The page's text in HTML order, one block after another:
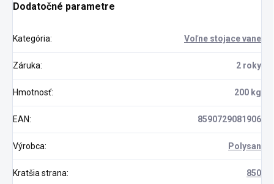
Dodatočné parametre
Kategória: Voľne stojace vane
Záruka: 2 roky
Hmotnosť: 200 kg
EAN: 8590729081906
Výrobca: Polysan
Kratšia strana: 850